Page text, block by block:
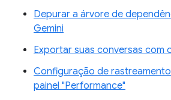
Depurar a árvore de
Gemini
Exportar suas conversas com
Configuração de
painel "Performance"